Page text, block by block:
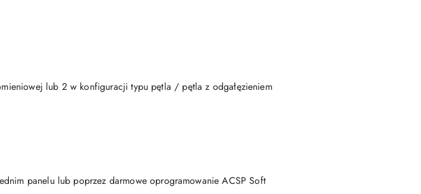
lub 2 w konfiguracji typu pętla / pętla z odgałęzieniem
panelu lub poprzez darmowe oprogramowanie ACSP Soft